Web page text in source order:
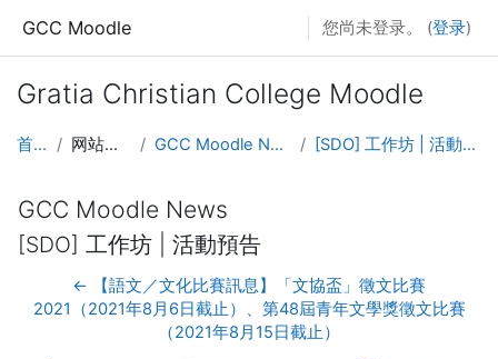
GCC Moodle 您尚未登录。 (登录)
Gratia Christian College Moodle
首页 网站页面 GCC Moodle News [SDO] 工作坊 | 活動預告
GCC Moodle News
[SDO] 工作坊 | 活動預告
← 【語文／文化比賽訊息】「文協盃」徵文比賽
2021（2021年8月6日截止）、第48屆青年文學獎徵文比賽
（2021年8月15日截止）